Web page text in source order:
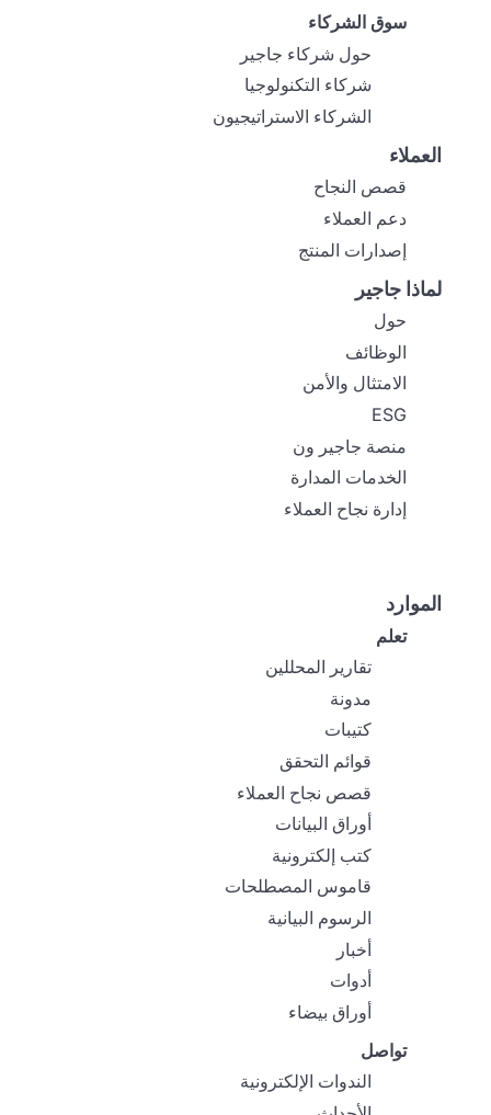
سوق الشركاء
حول شركاء جاجير
شركاء التكنولوجيا
الشركاء الاستراتيجيون
العملاء
قصص النجاح
دعم العملاء
إصدارات المنتج
لماذا جاجير
حول
الوظائف
الامتثال والأمن
ESG
منصة جاجير ون
الخدمات المدارة
إدارة نجاح العملاء
الموارد
تعلم
تقارير المحللين
مدونة
كتيبات
قوائم التحقق
قصص نجاح العملاء
أوراق البيانات
كتب إلكترونية
قاموس المصطلحات
الرسوم البيانية
أخبار
أدوات
أوراق بيضاء
تواصل
الندوات الإلكترونية